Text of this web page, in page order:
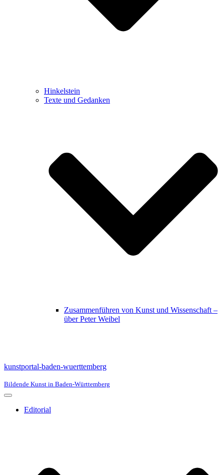
Hinkelstein
Texte und Gedanken
Zusammenführen von Kunst und Wissenschaft –
über Peter Weibel
kunstportal-baden-wuerttemberg
Bildende Kunst in Baden-Württemberg
Navigationsmenü
Editorial